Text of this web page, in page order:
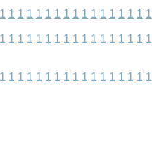
1 1 1 1 1 1 1 1 1 1 1 1 1 1 1 1 1
1 1 1 1 1 1 1 1 1 1 1 1 1 1 1 1 1
1 1 1 1 1 1 1 1 1 1 1 1 1 1 1 1 1